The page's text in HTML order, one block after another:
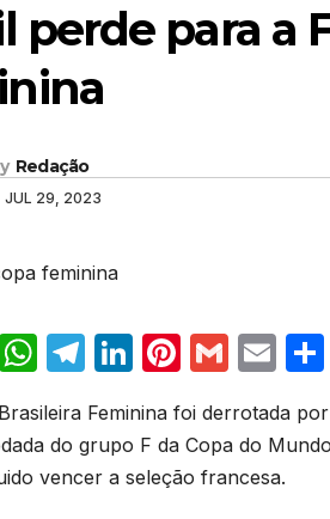
perde para a
Redação
JUL 29, 2023
F
W
at
s
T
e
gr
Li
k
e
Pi
er
e
G
ail
E
ail
Feminina foi derrotada
do grupo F da Copa do
vencer a seleção francesa.